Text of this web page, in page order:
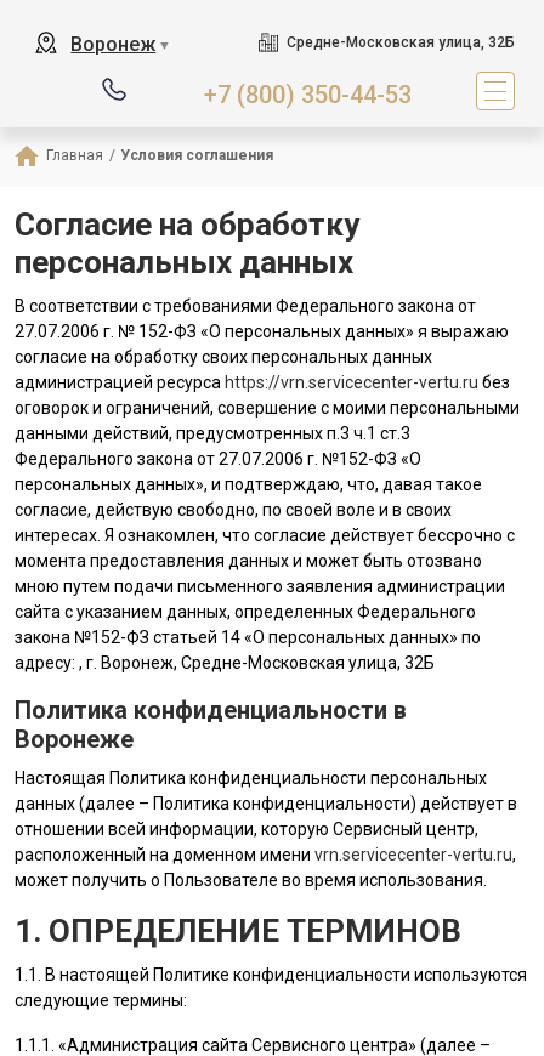
Воронеж ▼ Средне-Московская улица, 32Б
+7 (800) 350-44-53
Главная / Условия соглашения
Согласие на обработку
персональных данных
В соответствии с требованиями Федерального закона от
27.07.2006 г. № 152-ФЗ «О персональных данных» я выражаю
согласие на обработку своих персональных данных
администрацией ресурса https://vrn.servicecenter-vertu.ru без
оговорок и ограничений, совершение с моими персональными
данными действий, предусмотренных п.3 ч.1 ст.3
Федерального закона от 27.07.2006 г. №152-ФЗ «О
персональных данных», и подтверждаю, что, давая такое
согласие, действую свободно, по своей воле и в своих
интересах. Я ознакомлен, что согласие действует бессрочно с
момента предоставления данных и может быть отозвано
мною путем подачи письменного заявления администрации
сайта с указанием данных, определенных Федерального
закона №152-ФЗ статьей 14 «О персональных данных» по
адресу: , г. Воронеж, Средне-Московская улица, 32Б
Политика конфиденциальности в
Воронеже
Настоящая Политика конфиденциальности персональных
данных (далее – Политика конфиденциальности) действует в
отношении всей информации, которую Сервисный центр,
расположенный на доменном имени vrn.servicecenter-vertu.ru,
может получить о Пользователе во время использования.
1. ОПРЕДЕЛЕНИЕ ТЕРМИНОВ
1.1. В настоящей Политике конфиденциальности используются
следующие термины:
1.1.1. «Администрация сайта Сервисного центра» (далее –